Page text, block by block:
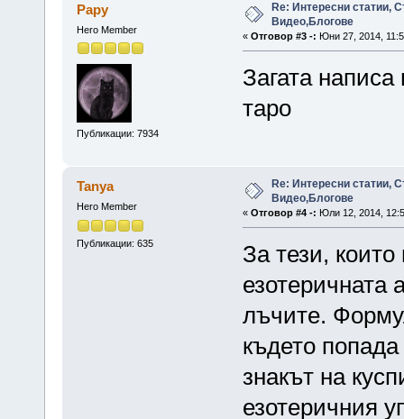
Papy
Hero Member
Публикации: 7934
Re: Интересни статии,
Видео,Блогове
« Отговор #3 -: Юни 27, 2014,
Загата
таро
Tanya
Hero Member
Публикации: 635
Re: Интересни статии,
Видео,Блогове
« Отговор #4 -: Юли 12, 2014,
За тези,
езотеричната
лъчите.
където
знакът на
езотеричния